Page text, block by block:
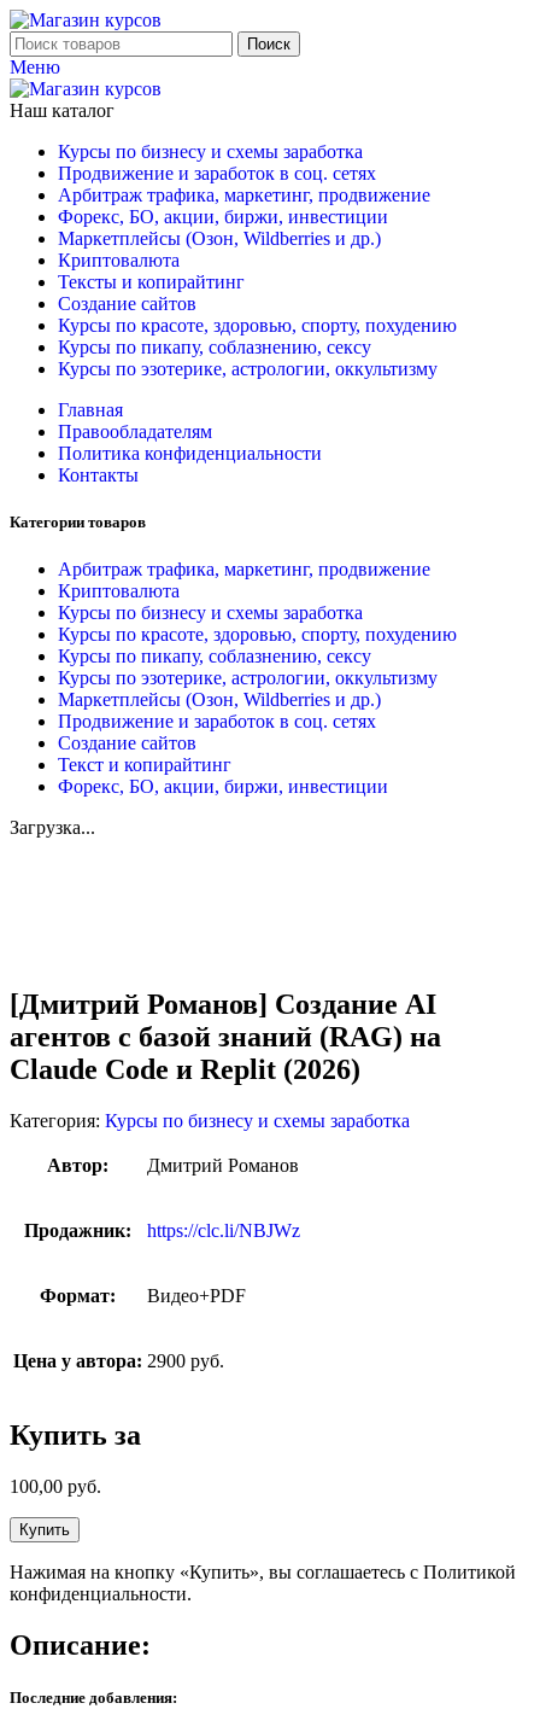
Поиск
Меню
Наш каталог
Курсы по бизнесу и схемы заработка
Продвижение и заработок в соц. сетях
Арбитраж трафика, маркетинг, продвижение
Форекс, БО, акции, биржи, инвестиции
Маркетплейсы (Озон, Wildberries и др.)
Криптовалюта
Тексты и копирайтинг
Создание сайтов
Курсы по красоте, здоровью, спорту, похудению
Курсы по пикапу, соблазнению, сексу
Курсы по эзотерике, астрологии, оккультизму
Главная
Правообладателям
Политика конфиденциальности
Контакты
Категории товаров
Арбитраж трафика, маркетинг, продвижение
Криптовалюта
Курсы по бизнесу и схемы заработка
Курсы по красоте, здоровью, спорту, похудению
Курсы по пикапу, соблазнению, сексу
Курсы по эзотерике, астрологии, оккультизму
Маркетплейсы (Озон, Wildberries и др.)
Продвижение и заработок в соц. сетях
Создание сайтов
Текст и копирайтинг
Форекс, БО, акции, биржи, инвестиции
Загрузка...
[Дмитрий Романов] Создание AI
агентов с базой знаний (RAG) на
Claude Code и Replit (2026)
Категория: Курсы по бизнесу и схемы заработка
Автор: Дмитрий Романов
Продажник: https://clc.li/NBJWz
Формат: Видео+PDF
Цена у автора: 2900 руб.
Купить за
100,00 руб.
Купить
Нажимая на кнопку «Купить», вы соглашаетесь с Политикой
конфиденциальности.
Описание:
Последние добавления: